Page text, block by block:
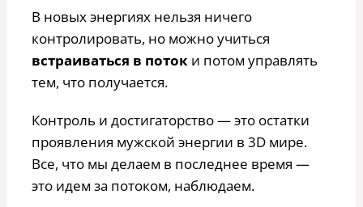
В новых энергиях нельзя ничего
контролировать, но можно учиться
встраиваться в потоки потом управлять
тем, что получается.
Контроль и достигаторство — это остатки
проявления мужской энергии в 3D мире.
Все, что мы делаем в последнее время —
это идем за потоком, наблюдаем.